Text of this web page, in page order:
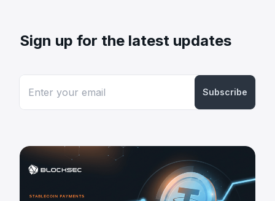
Sign up for the latest updates
Subscribe